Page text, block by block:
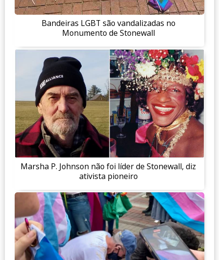
Bandeiras LGBT são vandalizadas no
Monumento de Stonewall
Marsha P. Johnson não foi líder de Stonewall, diz
ativista pioneiro